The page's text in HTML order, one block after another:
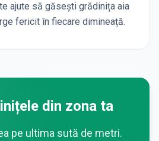
ajute să găsești grădinița aia
fericit în fiecare dimineață.
din zona ta
pe ultima sută de metri.